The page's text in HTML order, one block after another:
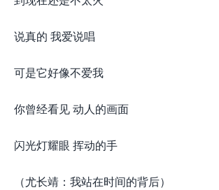
说真的 我爱说唱
可是它好像不爱我
你曾经看见 动人的画面
闪光灯耀眼 挥动的手
（尤长靖：我站在时间的背后）